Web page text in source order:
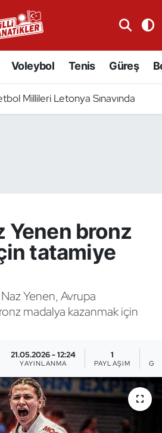
Voleybol Tenis Güreş
Millileri Letonya Sınavında
Yenen bronz
tatamiye
Yenen, Avrupa
madalya kazanmak için
21.05.2026 - 12:24
YAYINLANMA
1
PAYLAŞIM